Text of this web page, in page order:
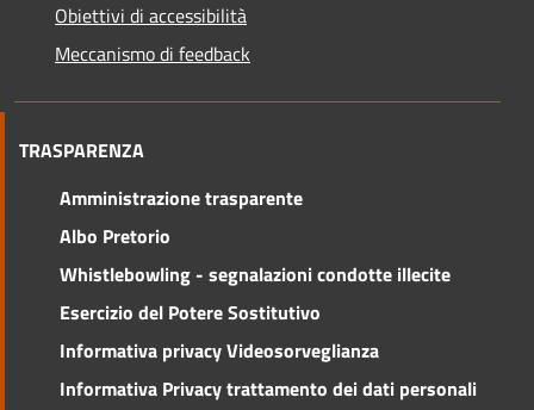
Obiettivi di accessibilità
Meccanismo di feedback
TRASPARENZA
Amministrazione trasparente
Albo Pretorio
Whistlebowling - segnalazioni condotte illecite
Esercizio del Potere Sostitutivo
Informativa privacy Videosorveglianza
Informativa Privacy trattamento dei dati personali